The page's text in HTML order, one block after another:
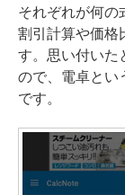
それぞれが何の
割引計算や価格
す。思い付いた
ので、電卓とい
です。